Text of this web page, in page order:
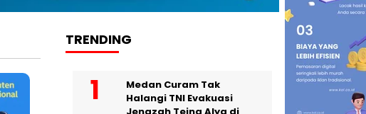
TRENDING
Medan Curam Tak
Halangi TNI Evakuasi
Jenazah Teina Alya di